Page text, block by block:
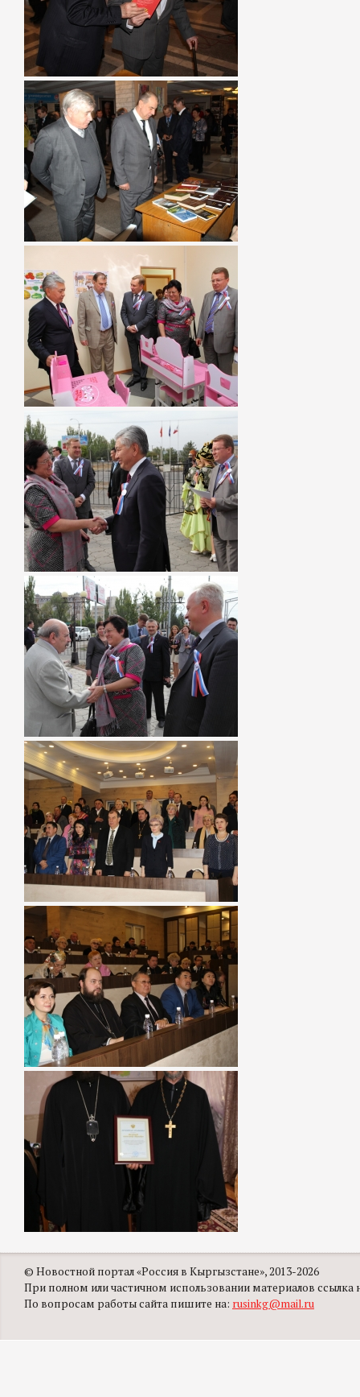
© Новостной портал «Россия в Кыргызстане», 2013-2026
При полном или частичном использовании материалов ссылка
По вопросам работы сайта пишите на: rusinkg@mail.ru